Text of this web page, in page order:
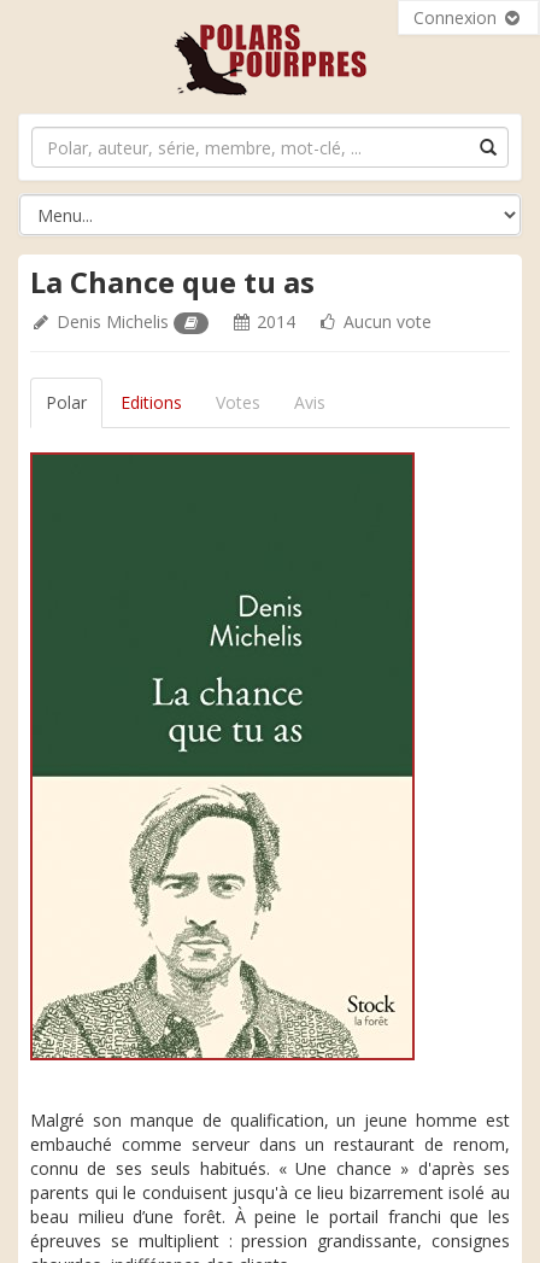
Connexion
La Chance que tu as
Denis Michelis 2014 Aucun vote
Polar Editions Votes Avis
Malgré son manque de qualification, un jeune homme est
embauché comme serveur dans un restaurant de renom,
connu de ses seuls habitués. « Une chance » d'après ses
parents qui le conduisent jusqu'à ce lieu bizarrement isolé au
beau milieu d’une forêt. À peine le portail franchi que les
épreuves se multiplient : pression grandissante, consignes